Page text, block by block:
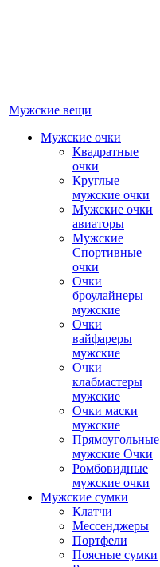
Мужские вещи
Мужские очки
Квадратные
очки
Круглые
мужские очки
Мужские очки
авиаторы
Мужские
Спортивные
очки
Очки
броулайнеры
мужские
Очки
вайфареры
мужские
Очки
клабмастеры
мужские
Очки маски
мужские
Прямоугольные
мужские Очки
Ромбовидные
мужские очки
Мужские сумки
Клатчи
Мессенджеры
Портфели
Поясные сумки